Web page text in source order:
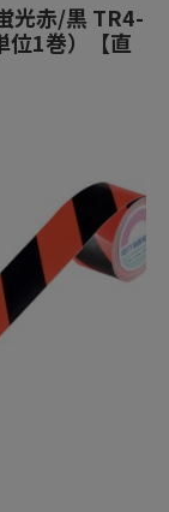
光赤/黒 TR4-
1巻）【直